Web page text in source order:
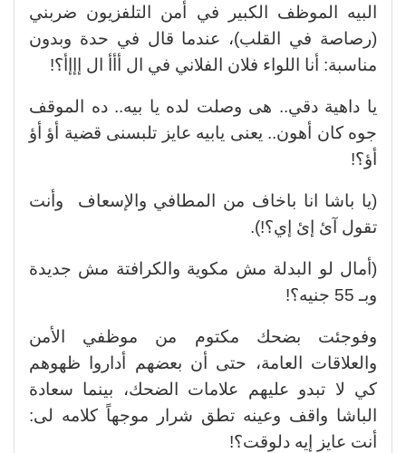
البيه الموظف الكبير في أمن التلفزيون ضربني
(رصاصة في القلب)، عندما قال في حدة وبدون
مناسبة: أنا اللواء فلان الفلاني في ال أأأ ال إإإأ؟!
يا داهية دقي.. هى وصلت لده يا بيه.. ده الموقف
جوه كان أهون.. يعنى يابيه عايز تلبسنى قضية أؤ أؤ
أؤ؟!
(يا باشا انا باخاف من المطافي والإسعاف وأنت
تقول آئ إئ إي؟!).
(أمال لو البدلة مش مكوية والكرافتة مش جديدة
وبـ 55 جنيه؟!
وفوجئت بضحك مكتوم من موظفي الأمن
والعلاقات العامة، حتى أن بعضهم أداروا ظهوهم
كي لا تبدو عليهم علامات الضحك، بينما سعادة
الباشا واقف وعينه تطق شرار موجهاً كلامه لى:
أنت عايز إيه دلوقت؟!